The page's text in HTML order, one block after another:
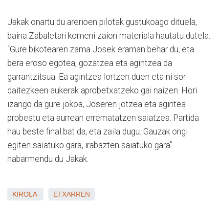
Jakak onartu du arerioen pilotak gustukoago dituela,
baina Zabaletari komeni zaion materiala hautatu dutela.
“Gure bikotearen zama Josek eraman behar du, eta
bera eroso egotea, gozatzea eta agintzea da
garrantzitsua. Ea agintzea lortzen duen eta ni sor
daitezkeen aukerak aprobetxatzeko gai naizen. Hori
izango da gure jokoa, Joseren jotzea eta agintea
probestu eta aurrean errematatzen saiatzea. Partida
hau beste final bat da, eta zaila dugu. Gauzak ongi
egiten saiatuko gara, irabazten saiatuko gara”
nabarmendu du Jakak.
KIROLA ETXARREN